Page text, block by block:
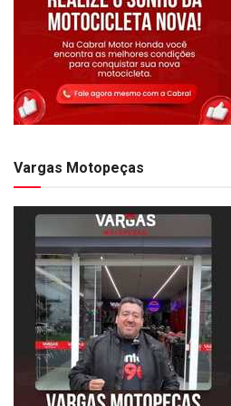
Vargas Motopeças